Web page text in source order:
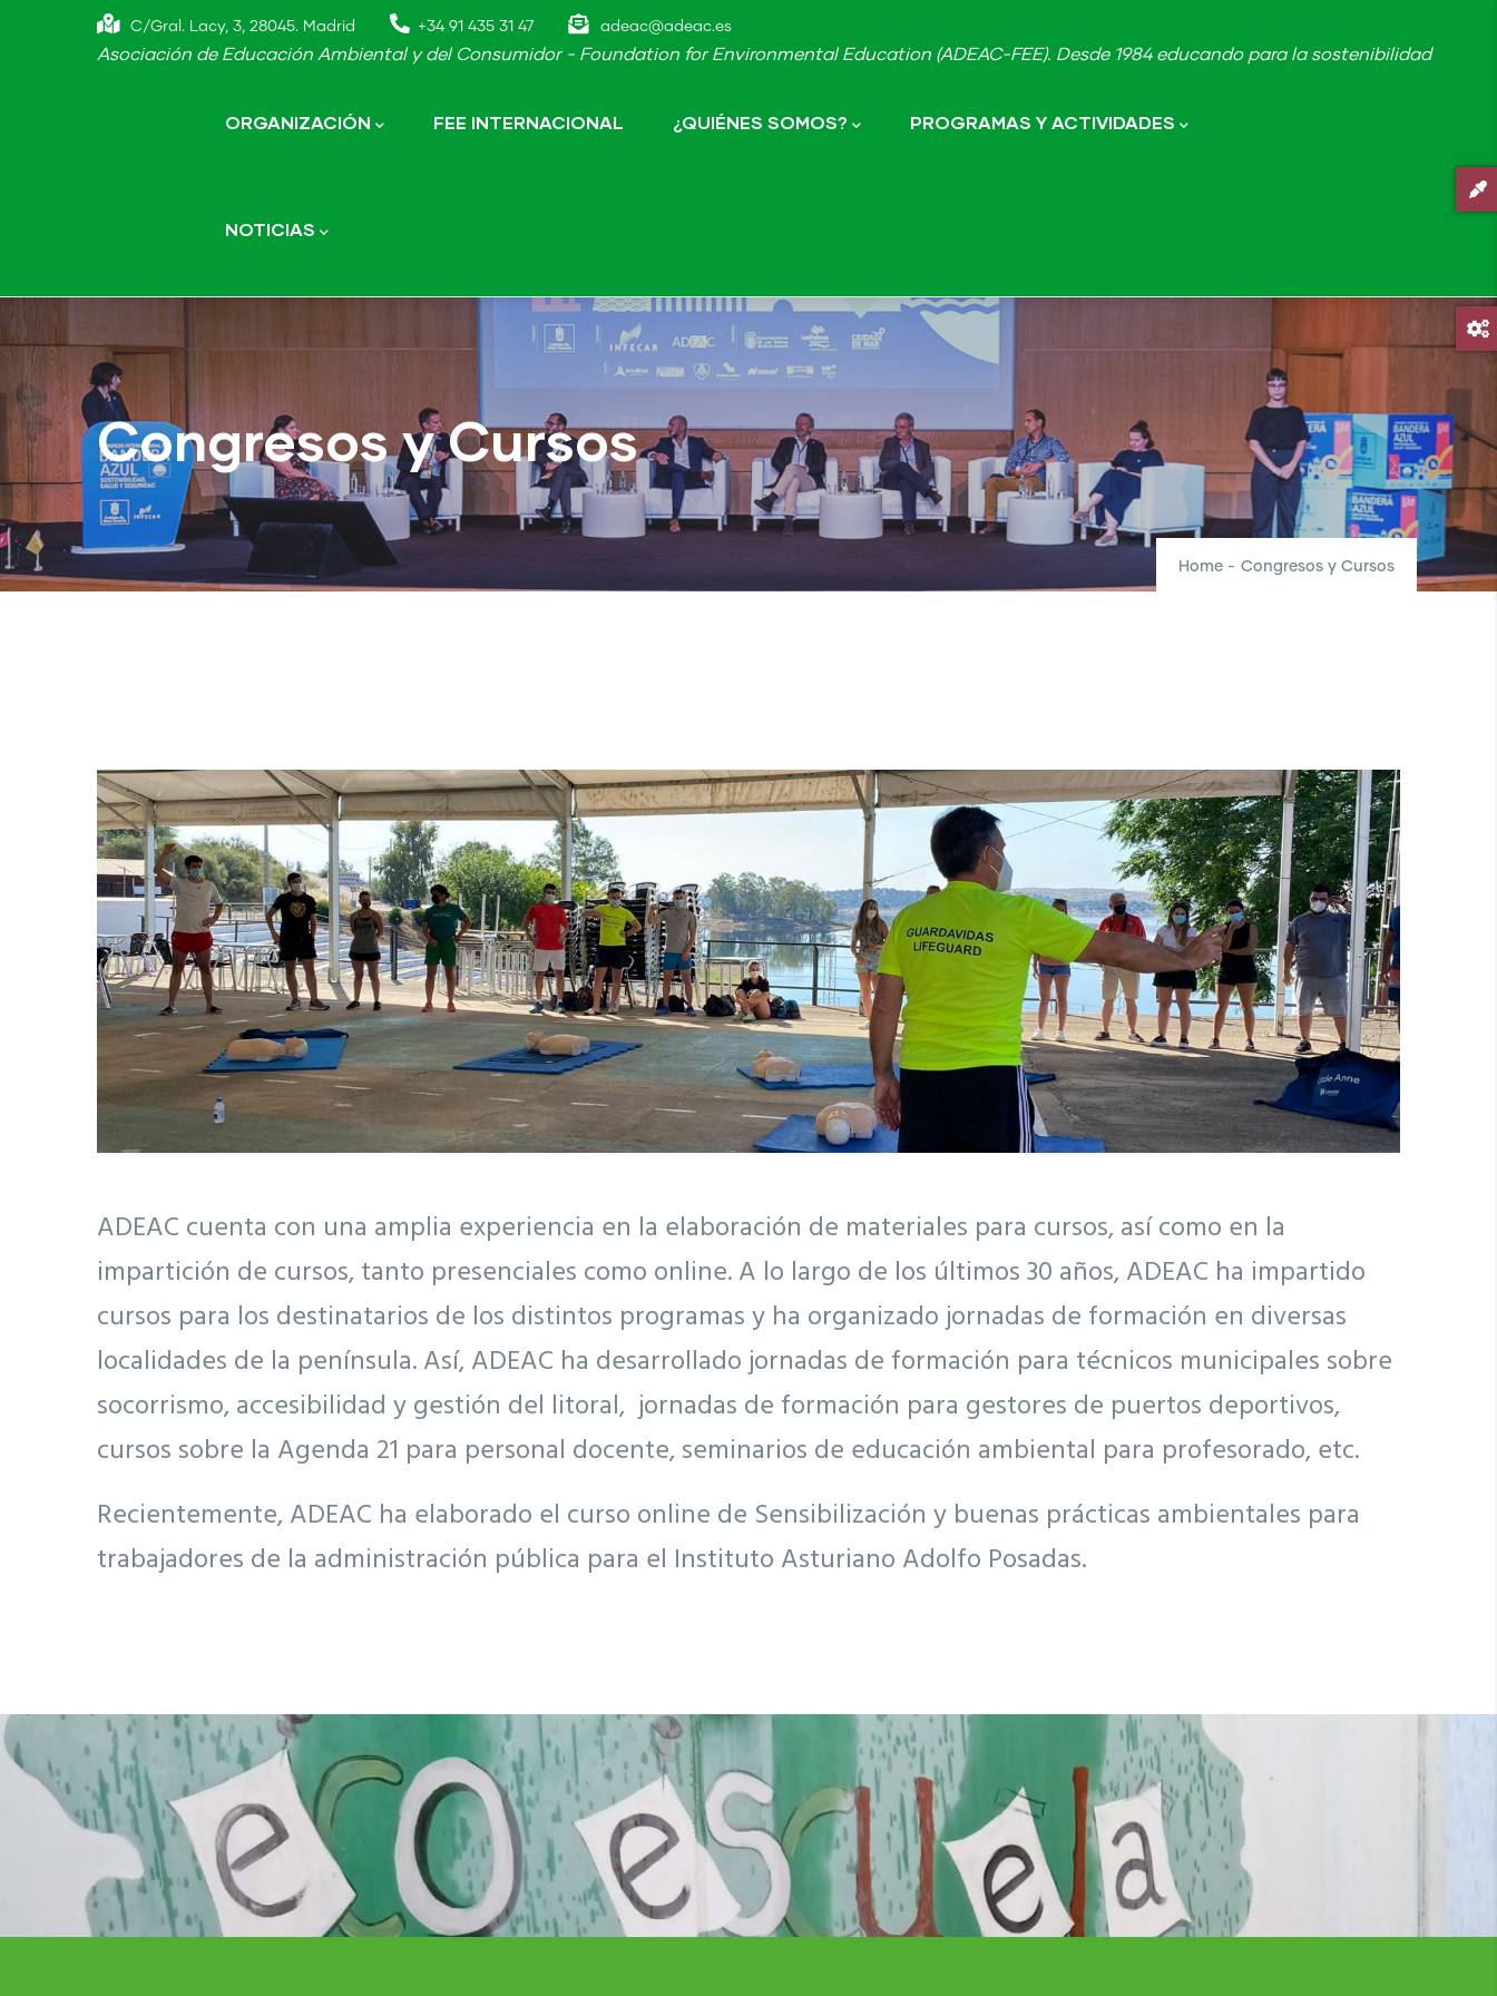
C/Gral. Lacy, 3, 28045. Madrid +34 91 435 31 47 adeac@adeac.es
Asociación de Educación Ambiental y del Consumidor - Foundation for Environmental Education (ADEAC-FEE). Desde 1984 educando para la sostenibilidad
navigation
ORGANIZACIÓN FEE INTERNACIONAL ¿QUIÉNES SOMOS? PROGRAMAS Y ACTIVIDADES
NOTICIAS
Congresos y Cursos
Home - Congresos y Cursos
ADEAC cuenta con una amplia experiencia en la elaboración de materiales para cursos, así como en la
impartición de cursos, tanto presenciales como online. A lo largo de los últimos 30 años, ADEAC ha impartido
cursos para los destinatarios de los distintos programas y ha organizado jornadas de formación en diversas
localidades de la península. Así, ADEAC ha desarrollado jornadas de formación para técnicos municipales sobre
socorrismo, accesibilidad y gestión del litoral, jornadas de formación para gestores de puertos deportivos,
cursos sobre la Agenda 21 para personal docente, seminarios de educación ambiental para profesorado, etc.
Recientemente, ADEAC ha elaborado el curso online de Sensibilización y buenas prácticas ambientales para
trabajadores de la administración pública para el Instituto Asturiano Adolfo Posadas.